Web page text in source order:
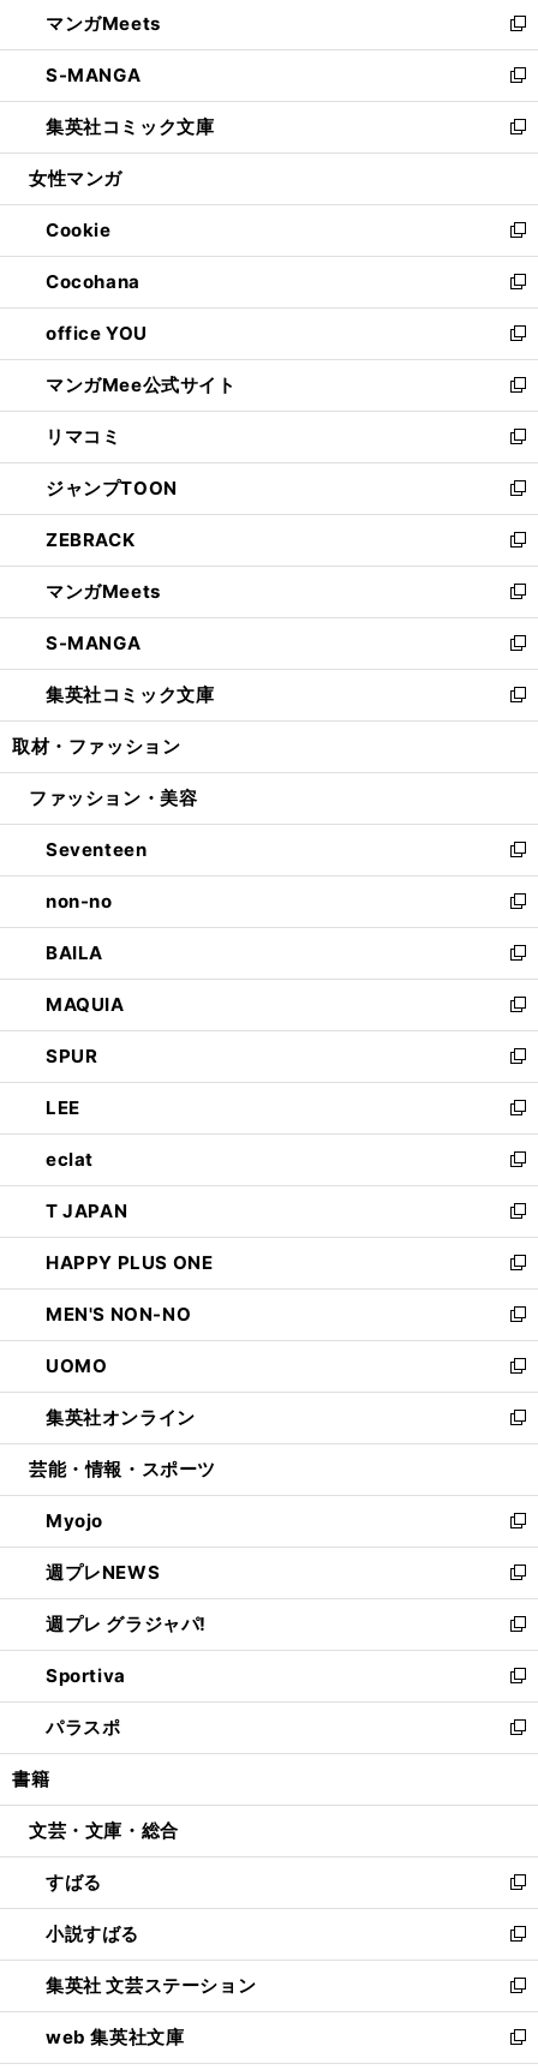
く
で
開
く
ド
ウ
で
開
く
ィ
ン
ド
ウ
で
開
い
ウ
ィ
ン
ド
ウ
開
く
マンガMeets
新
し
い
ウ
ィ
ン
ウ
で
開
く
S-MANGA
新
し
い
ウ
ン
ド
ウ
で
開
く
集英社コミック文庫
新
し
ウ
ィ
ン
ド
ウ
で
開
く
女性マンガ
Cookie
新
し
い
ウ
ィ
ン
ド
ウ
で
開
く
Cocohana
新
し
い
ウ
ィ
ン
ド
ウ
で
開
く
office YOU
新
し
い
ウ
ィ
ン
ド
ウ
で
開
く
マンガMee公式サイト
新
し
い
ウ
ィ
ン
ド
ウ
で
開
く
リマコミ
新
し
い
ウ
ィ
ン
ド
ウ
で
開
く
ジャンプTOON
新
し
い
ウ
ィ
ン
ド
ウ
で
開
ZEBRACK
新
し
い
ウ
ィ
ン
ド
ウ
開
マンガMeets
新
し
い
ウ
ィ
ン
ウ
開
く
S-MANGA
新
し
い
ウ
ン
ウ
で
開
く
集英社コミック文庫
新
し
ウ
ン
ド
ウ
で
開
く
取材・ファッション
ファッション・美容
Seventeen
新
し
い
ウ
ィ
ン
ド
ウ
で
開
く
non-no
新
し
い
ウ
ィ
ン
ド
ウ
で
開
く
BAILA
新
し
い
ウ
ィ
ン
ド
ウ
で
開
く
MAQUIA
新
し
い
ウ
ィ
ン
ド
ウ
で
開
く
SPUR
新
し
い
ウ
ィ
ン
ド
ウ
で
開
く
LEE
新
し
い
ウ
ィ
ン
ド
ウ
で
開
く
eclat
新
し
い
ウ
ィ
ン
ド
ウ
で
開
く
T JAPAN
新
し
い
ウ
ィ
ン
ド
ウ
で
開
HAPPY PLUS ONE
新
し
い
ウ
ィ
ン
ド
ウ
開
く
MEN'S NON-NO
新
し
い
ウ
ィ
ン
ウ
で
開
く
UOMO
新
し
い
ウ
ン
ド
ウ
で
開
く
集英社オンライン
新
し
ウ
ィ
ン
ド
ウ
で
開
く
芸能・情報・スポーツ
Myojo
新
し
い
ウ
ィ
ン
ド
ウ
で
開
週プレNEWS
新
し
い
ウ
ィ
ン
ド
ウ
開
週プレ グラジャパ!
新
し
い
ウ
ィ
ン
ウ
開
く
Sportiva
新
し
い
ウ
ン
ウ
で
開
く
パラスポ
新
し
ウ
ン
ド
ウ
で
開
く
書籍
文芸・文庫・総合
すばる
新
し
い
ウ
ィ
ン
ド
ウ
小説すばる
新
し
い
ウ
ィ
ン
集英社 文芸ステーション
新
し
い
web 集英社文庫
新